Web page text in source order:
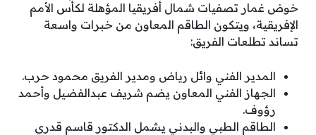
خوض غمار تصفيات شمال أفريقيا المؤهلة لكأس الأمم
الإفريقية، ويتكون الطاقم المعاون من خبرات واسعة
تساند تطلعات الفريق:
المدير الفني وائل رياض ومدير الفريق محمود حرب.
الجهاز الفني المعاون يضم شريف عبدالفضيل وأحمد
رؤوف.
الطاقم الطبي والبدني يشمل الدكتور قاسم قدري